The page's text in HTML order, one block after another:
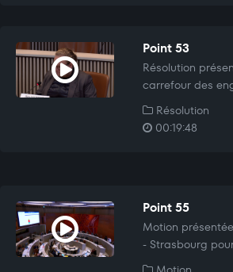
Point 53
Résolution
carrefour des
Résolution
00:19:48
Point 55
Motion
- Strasbourg